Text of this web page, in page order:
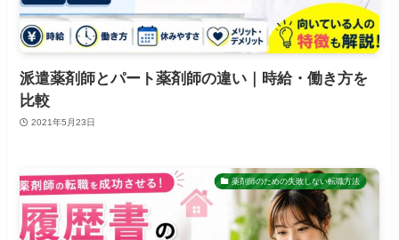
派遣薬剤師とパート薬剤師の違い｜時給・働き方を
比較
2021年5月23日
薬剤師のための失敗しない転職方法